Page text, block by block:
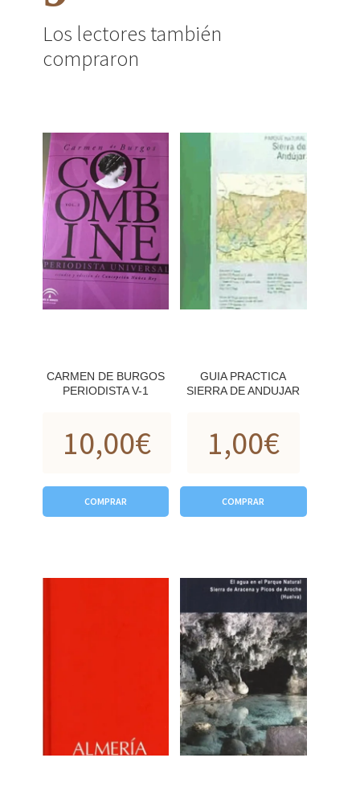
Los lectores también
compraron
CARMEN DE BURGOS
PERIODISTA V-1
10,00€
COMPRAR
GUIA PRACTICA
SIERRA DE ANDUJAR
1,00€
COMPRAR